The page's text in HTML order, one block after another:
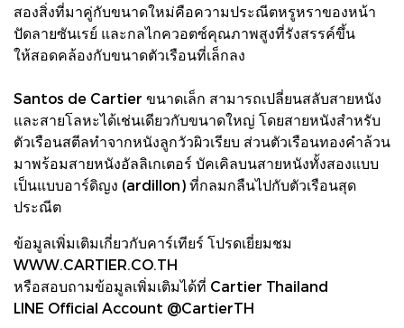
สองสิ่งที่มาคู่กับขนาดใหม่คือความประณีตหรูหราของหน้า
ปัดลายซันเรย์ และกลไกควอตซ์คุณภาพสูงที่รังสรรค์ขึ้น
ให้สอดคล้องกับขนาดตัวเรือนที่เล็กลง
Santos de Cartier ขนาดเล็ก สามารถเปลี่ยนสลับสายหนัง
และสายโลหะได้เช่นเดียวกับขนาดใหญ่ โดยสายหนังสำหรับ
ตัวเรือนสตีลทำจากหนังลูกวัวผิวเรียบ ส่วนตัวเรือนทองคำล้วน
มาพร้อมสายหนังอัลลิเกเตอร์ บัคเคิลบนสายหนังทั้งสองแบบ
เป็นแบบอาร์ดิญง (ardillon) ที่กลมกลืนไปกับตัวเรือนสุด
ประณีต
ข้อมูลเพิ่มเติมเกี่ยวกับคาร์เทียร์ โปรดเยี่ยมชม
WWW.CARTIER.CO.TH
หรือสอบถามข้อมูลเพิ่มเติมได้ที่ Cartier Thailand
LINE Official Account @CartierTH